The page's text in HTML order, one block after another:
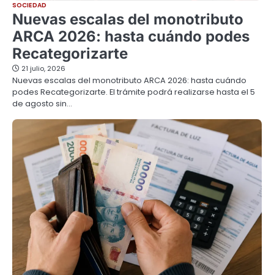
SOCIEDAD
Nuevas escalas del monotributo
ARCA 2026: hasta cuándo podes
Recategorizarte
21 julio, 2026
Nuevas escalas del monotributo ARCA 2026: hasta cuándo
podes Recategorizarte. El trámite podrá realizarse hasta el 5
de agosto sin…